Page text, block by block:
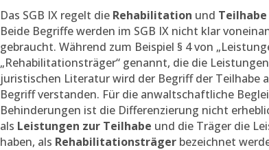
Das SGB IX regelt die Rehabilitation und Teilhabe
Beide Begriffe werden im SGB IX nicht klar
gebraucht. Während zum Beispiel § 4 von
„Rehabilitationsträger“ genannt, die die
juristischen Literatur wird der Begriff der Teilhabe
Begriff verstanden. Für die anwaltschaftliche
Behinderungen ist die Differenzierung nicht
als Leistungen zur Teilhabe und die Träger die
haben, als Rehabilitationsträgerbezeichnet